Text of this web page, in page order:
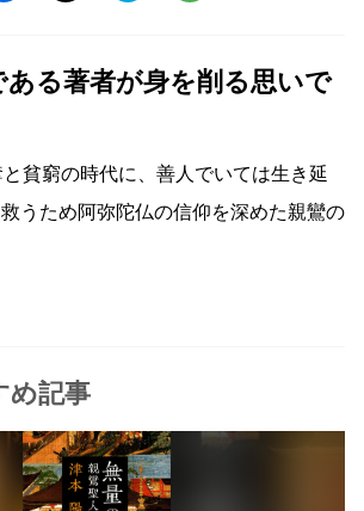
ある著者が身を削る思いで
貧窮の時代に、善人でいては生き延
うため阿弥陀仏の信仰を深めた親鸞の
め記事